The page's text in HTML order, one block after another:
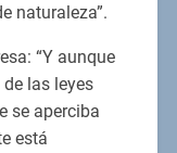
naturaleza”.
“Y aunque
las leyes
se aperciba
está